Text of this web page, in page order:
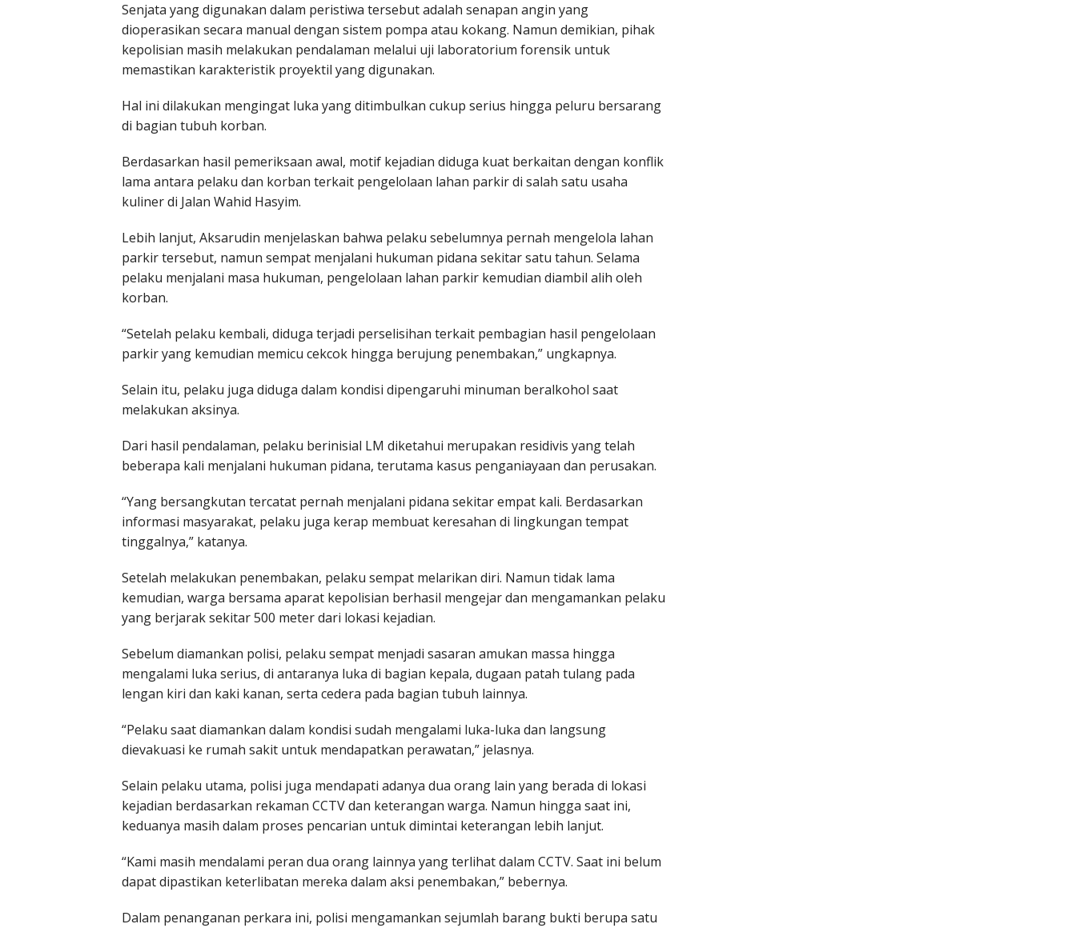
Senjata yang digunakan dalam peristiwa tersebut adalah senapan angin yang
dioperasikan secara manual dengan sistem pompa atau kokang. Namun demikian, pihak
kepolisian masih melakukan pendalaman melalui uji laboratorium forensik untuk
memastikan karakteristik proyektil yang digunakan.
Hal ini dilakukan mengingat luka yang ditimbulkan cukup serius hingga peluru bersarang
di bagian tubuh korban.
Berdasarkan hasil pemeriksaan awal, motif kejadian diduga kuat berkaitan dengan konflik
lama antara pelaku dan korban terkait pengelolaan lahan parkir di salah satu usaha
kuliner di Jalan Wahid Hasyim.
Lebih lanjut, Aksarudin menjelaskan bahwa pelaku sebelumnya pernah mengelola lahan
parkir tersebut, namun sempat menjalani hukuman pidana sekitar satu tahun. Selama
pelaku menjalani masa hukuman, pengelolaan lahan parkir kemudian diambil alih oleh
korban.
“Setelah pelaku kembali, diduga terjadi perselisihan terkait pembagian hasil pengelolaan
parkir yang kemudian memicu cekcok hingga berujung penembakan,” ungkapnya.
Selain itu, pelaku juga diduga dalam kondisi dipengaruhi minuman beralkohol saat
melakukan aksinya.
Dari hasil pendalaman, pelaku berinisial LM diketahui merupakan residivis yang telah
beberapa kali menjalani hukuman pidana, terutama kasus penganiayaan dan perusakan.
“Yang bersangkutan tercatat pernah menjalani pidana sekitar empat kali. Berdasarkan
informasi masyarakat, pelaku juga kerap membuat keresahan di lingkungan tempat
tinggalnya,” katanya.
Setelah melakukan penembakan, pelaku sempat melarikan diri. Namun tidak lama
kemudian, warga bersama aparat kepolisian berhasil mengejar dan mengamankan pelaku
yang berjarak sekitar 500 meter dari lokasi kejadian.
Sebelum diamankan polisi, pelaku sempat menjadi sasaran amukan massa hingga
mengalami luka serius, di antaranya luka di bagian kepala, dugaan patah tulang pada
lengan kiri dan kaki kanan, serta cedera pada bagian tubuh lainnya.
“Pelaku saat diamankan dalam kondisi sudah mengalami luka-luka dan langsung
dievakuasi ke rumah sakit untuk mendapatkan perawatan,” jelasnya.
Selain pelaku utama, polisi juga mendapati adanya dua orang lain yang berada di lokasi
kejadian berdasarkan rekaman CCTV dan keterangan warga. Namun hingga saat ini,
keduanya masih dalam proses pencarian untuk dimintai keterangan lebih lanjut.
“Kami masih mendalami peran dua orang lainnya yang terlihat dalam CCTV. Saat ini belum
dapat dipastikan keterlibatan mereka dalam aksi penembakan,” bebernya.
Dalam penanganan perkara ini, polisi mengamankan sejumlah barang bukti berupa satu